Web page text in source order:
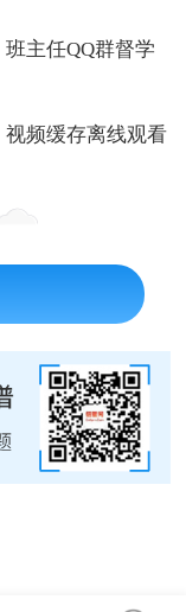
班主任QQ群督学
视频缓存离线观看